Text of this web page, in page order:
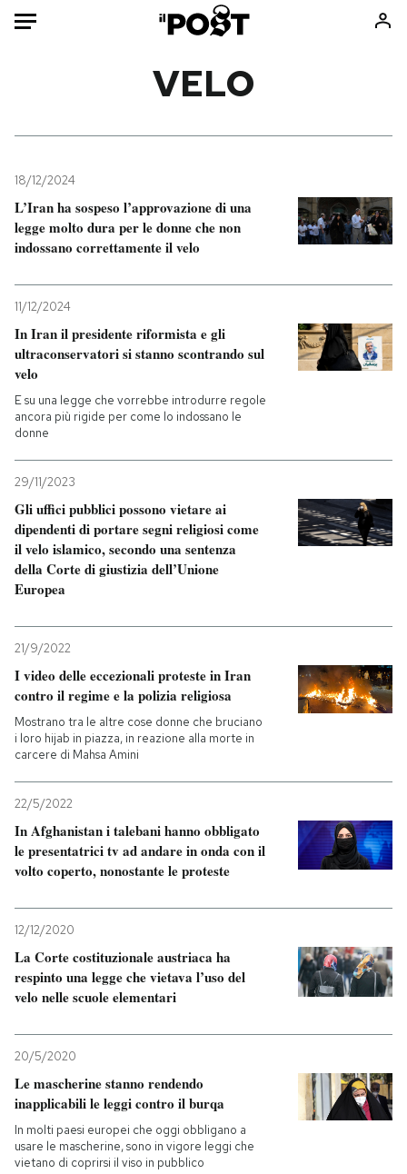
Mondo
Politica
Tecnologia
Internet
Scienza
Cultura
Economia
Sport
Consumismi
Storie/Idee
Media
Mondiali calcio 2026
NEWSLETTER
I MIEI PREFERITI
SHOP
CALENDARIO
AREA PERSONALE
Entra
VELO
18/12/2024
L’Iran ha sospeso l’approvazione di una
legge molto dura per le donne che non
indossano correttamente il velo
11/12/2024
In Iran il presidente riformista e gli
ultraconservatori si stanno scontrando sul
velo
E su una legge che vorrebbe introdurre regole
ancora più rigide per come lo indossano le
donne
29/11/2023
Gli uffici pubblici possono vietare ai
dipendenti di portare segni religiosi come
il velo islamico, secondo una sentenza
della Corte di giustizia dell’Unione
Europea
21/9/2022
I video delle eccezionali proteste in Iran
contro il regime e la polizia religiosa
Mostrano tra le altre cose donne che bruciano
i loro hijab in piazza, in reazione alla morte in
carcere di Mahsa Amini
22/5/2022
In Afghanistan i talebani hanno obbligato
le presentatrici tv ad andare in onda con il
volto coperto, nonostante le proteste
12/12/2020
La Corte costituzionale austriaca ha
respinto una legge che vietava l’uso del
velo nelle scuole elementari
20/5/2020
Le mascherine stanno rendendo
inapplicabili le leggi contro il burqa
In molti paesi europei che oggi obbligano a
usare le mascherine, sono in vigore leggi che
vietano di coprirsi il viso in pubblico